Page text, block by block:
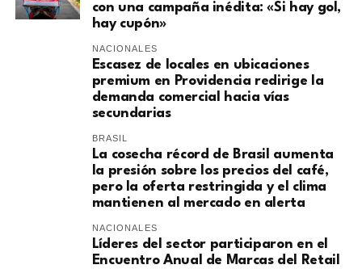
con una campaña inédita: «Si hay gol,
hay cupón»
NACIONALES
Escasez de locales en ubicaciones
premium en Providencia redirige la
demanda comercial hacia vías
secundarias
BRASIL
La cosecha récord de Brasil aumenta
la presión sobre los precios del café,
pero la oferta restringida y el clima
mantienen al mercado en alerta
NACIONALES
Líderes del sector participaron en el
Encuentro Anual de Marcas del Retail